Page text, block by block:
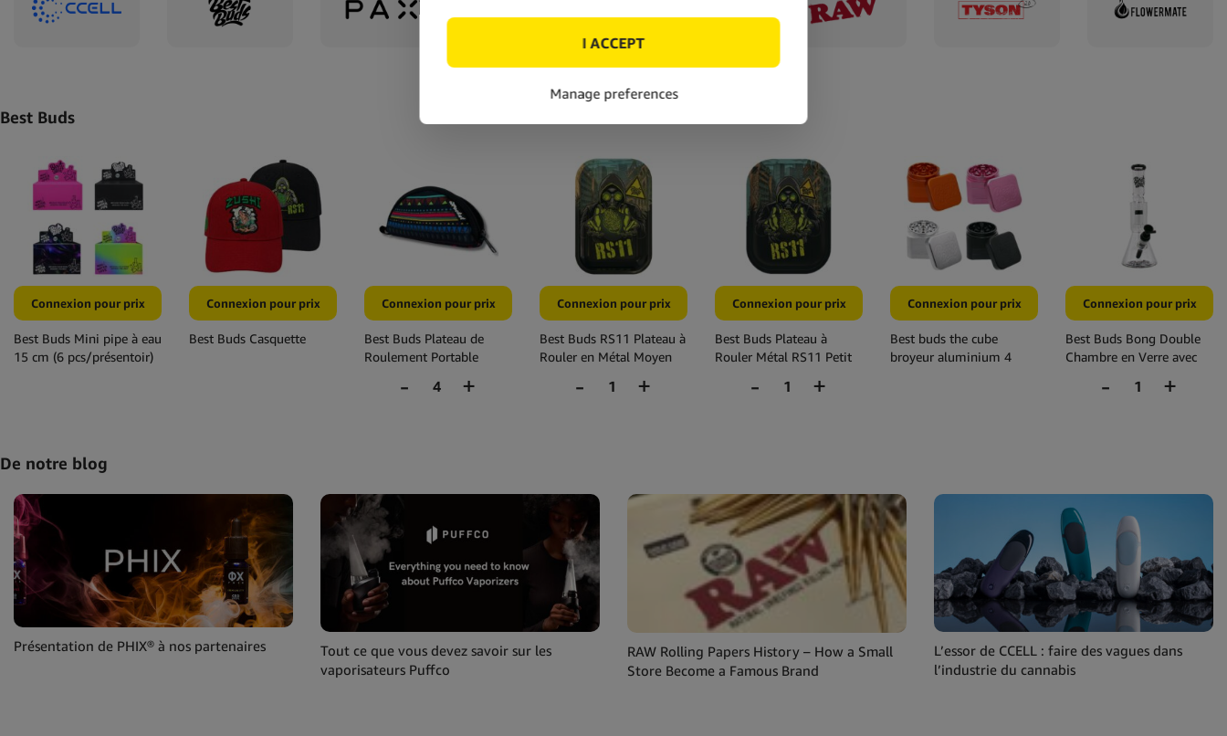
Best Buds
Connexion pour prix
Best Buds Mini pipe à eau
15 cm (6 pcs/présentoir)
Connexion pour prix
Best Buds Casquette
Connexion pour prix
Best Buds Plateau de
Roulement Portable
Connexion pour prix
Best Buds RS11 Plateau à
Rouler en Métal Moyen
Connexion pour prix
Best Buds Plateau à
Rouler Métal RS11 Petit
Connexion pour prix
Best buds the cube
broyeur aluminium 4
Connexion pour prix
Best Buds Bong Double
Chambre en Verre avec
31.5cm
De notre blog
Présentation de PHIX® à nos partenaires
Tout ce que vous devez savoir sur les
vaporisateurs Puffco
RAW Rolling Papers History – How a Small
Store Become a Famous Brand
L’essor de CCELL : faire des vagues dans
l’industrie du cannabis